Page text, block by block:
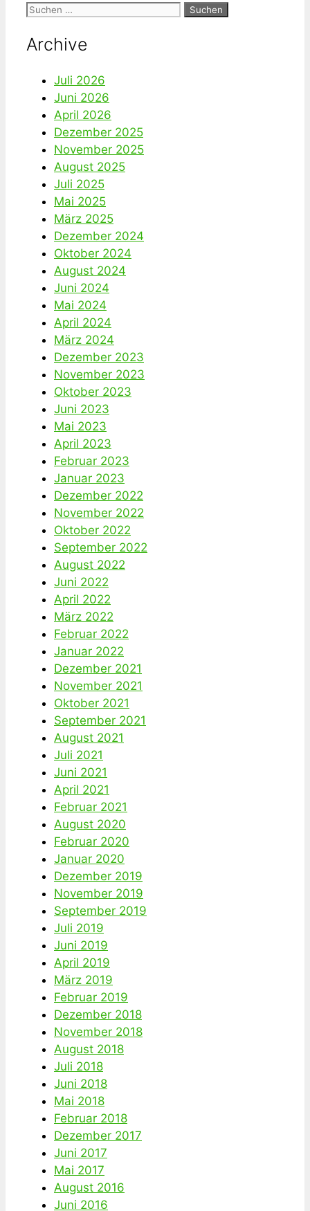
Suche
Archive
Juli 2026
Juni 2026
April 2026
Dezember 2025
November 2025
August 2025
Juli 2025
Mai 2025
März 2025
Dezember 2024
Oktober 2024
August 2024
Juni 2024
Mai 2024
April 2024
März 2024
Dezember 2023
November 2023
Oktober 2023
Juni 2023
Mai 2023
April 2023
Februar 2023
Januar 2023
Dezember 2022
November 2022
Oktober 2022
September 2022
August 2022
Juni 2022
April 2022
März 2022
Februar 2022
Januar 2022
Dezember 2021
November 2021
Oktober 2021
September 2021
August 2021
Juli 2021
Juni 2021
April 2021
Februar 2021
August 2020
Februar 2020
Januar 2020
Dezember 2019
November 2019
September 2019
Juli 2019
Juni 2019
April 2019
März 2019
Februar 2019
Dezember 2018
November 2018
August 2018
Juli 2018
Juni 2018
Mai 2018
Februar 2018
Dezember 2017
Juni 2017
Mai 2017
August 2016
Juni 2016